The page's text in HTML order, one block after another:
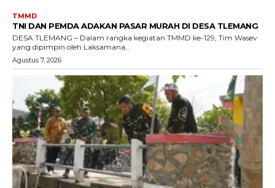
TMMD
TNI DAN PEMDA ADAKAN PASAR MURAH DI DESA TLEMANG
DESA TLEMANG – Dalam rangka kegiatan TMMD ke-129, Tim Wasev
yang dipimpin oleh Laksamana...
Agustus 7, 2026